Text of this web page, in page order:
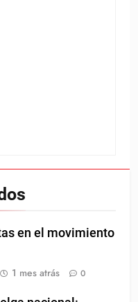
en el movimiento
1 mes atrás 0